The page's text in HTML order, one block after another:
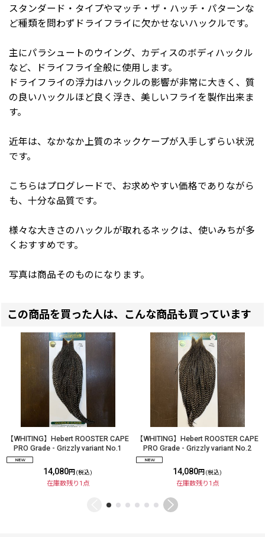
スタンダード・タイプやマッチ・ザ・ハッチ・パターンな
ど種類を問わずドライフライに欠かせないハックルです。
主にパラシュートのウイング、カディスのボディハックル
など、ドライフライ全般に使用します。
ドライフライの浮力はハックルの影響が非常に大きく、質
の良いハックルほど良く浮き、美しいフライを製作出来ま
す。
近年は、なかなか上質のネックケープが入手しずらい状況
です。
こちらはプログレードで、お求めやすい価格でありながら
も、十分な品質です。
様々な大きさのハックルが取れるネックは、使いみちが多
くおすすめです。
写真は商品そのものになります。
この商品を買った人は、こんな商品も買っています
【WHITING】Hebert ROOSTER CAPE
PRO Grade - Grizzly variant No.1
14,080円 (税込)
在庫数残り1点
【WHITING】Hebert ROOSTER CAPE
PRO Grade - Grizzly variant No.2
14,080円 (税込)
在庫数残り1点